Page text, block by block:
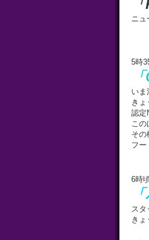
ニュ
5時
いま
きょ
認定
この
その
フー
6時
スタ
きょ